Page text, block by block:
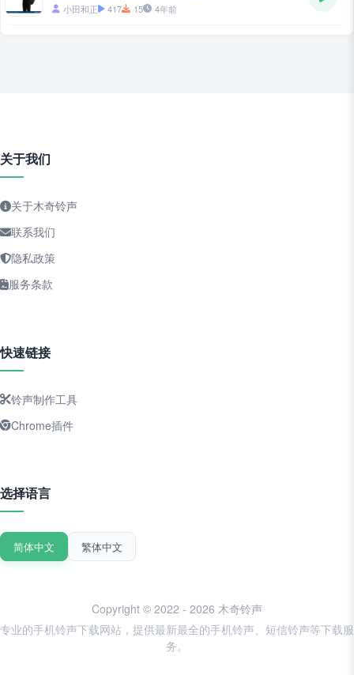
小田和正 417 15 4年前
关于我们
关于木奇铃声
联系我们
隐私政策
服务条款
快速链接
铃声制作工具
Chrome插件
选择语言
简体中文 繁体中文
Copyright © 2022 - 2026 木奇铃声
专业的手机铃声下载网站，提供最新最全的手机铃声、短信铃声等下载服
务。